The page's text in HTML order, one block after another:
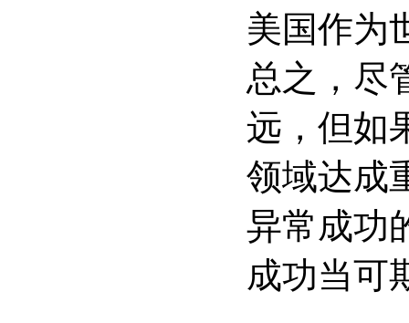
美国作为
总之，尽
远，但如
领域达成
异常成功
成功当可